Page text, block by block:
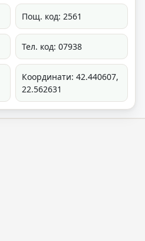
Пощ. код: 2561
Тел. код: 07938
Координати: 42.440607,
22.562631